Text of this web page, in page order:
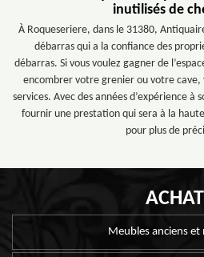
inutilisés de
À Roqueseriere, dans le 31380,
débarras qui a la confiance des
débarras. Si vous voulez gagner de
encombrer votre grenier ou votre cave,
services. Avec des années d’expérience à
fournir une prestation qui sera à la
pour plus de
Meubles anciens et